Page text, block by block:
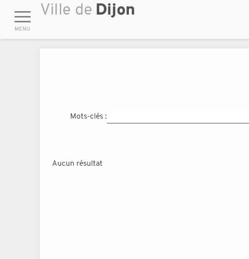
Mots-clés :
Aucun résultat